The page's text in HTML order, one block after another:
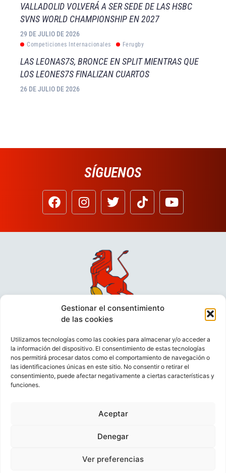
Gestionar el consentimiento
de las cookies
Utilizamos tecnologías como las cookies para almacenar y/o acceder a
la información del dispositivo. El consentimiento de estas tecnologías
nos permitirá procesar datos como el comportamiento de navegación o
las identificaciones únicas en este sitio. No consentir o retirar el
consentimiento, puede afectar negativamente a ciertas características y
funciones.
Aceptar
Denegar
Ver preferencias
VALLADOLID VOLVERÁ A SER SEDE DE LAS HSBC
SVNS WORLD CHAMPIONSHIP EN 2027
29 DE JULIO DE 2026
Competiciones Internacionales Ferugby
LAS LEONAS7S, BRONCE EN SPLIT MIENTRAS QUE
LOS LEONES7S FINALIZAN CUARTOS
26 DE JULIO DE 2026
SÍGUENOS
VIDEOCONFERENCIAS
POLÍTICA DE PRIVACIDAD
CONTACTO
© FEDERACIÓN ESPAÑOLA DE RUGBY 2023.